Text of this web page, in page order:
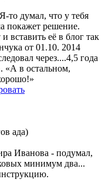
то думал, что у тебя
покажет решение.
вставить её в блог так
от 01.10. 2014
через....4,5 года
«А в остальном,
ада)
Иванова - подумал,
минимум два...